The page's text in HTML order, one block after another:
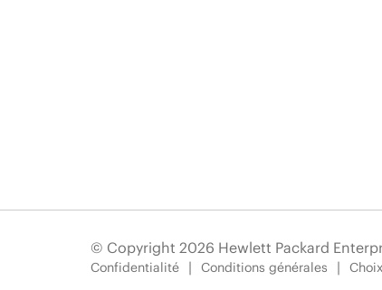
© Copyright 2026 Hewlett Packard
Confidentialité Conditions générales